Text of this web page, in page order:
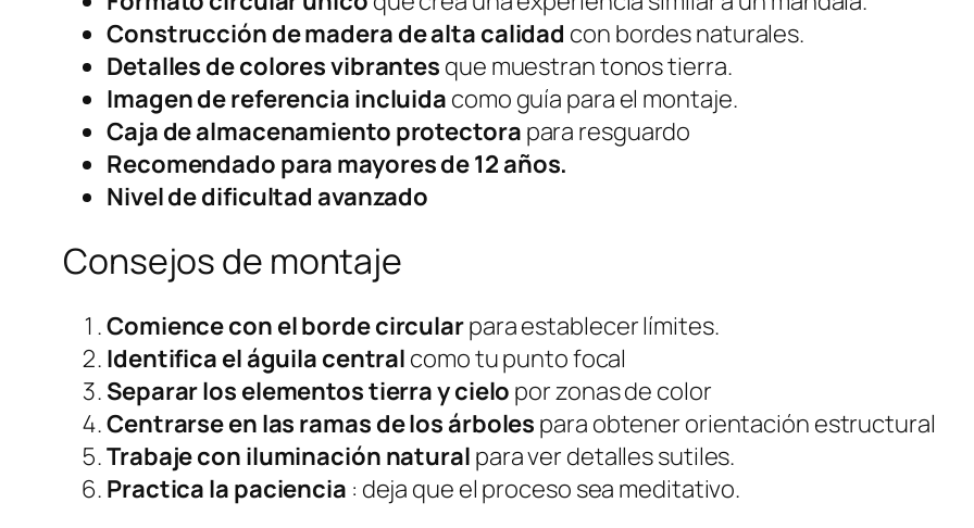
Construcción de madera de alta calidad con bordes naturales.
Detalles de colores vibrantes que muestran tonos tierra.
Imagen de referencia incluida como guía para el montaje.
Caja de almacenamiento protectora para resguardo
Recomendado para mayores de 12 años.
Nivel de dificultad avanzado
Consejos de montaje
Comience con el borde circularpara establecer límites.
Identifica el águila central como tu punto focal
Separar los elementos tierra y cielo por zonas de color
Centrarse en las ramas de los árboles para obtener orientación estructural
Trabaje con iluminación natural para ver detalles sutiles.
Practica la paciencia : deja que el proceso sea meditativo.